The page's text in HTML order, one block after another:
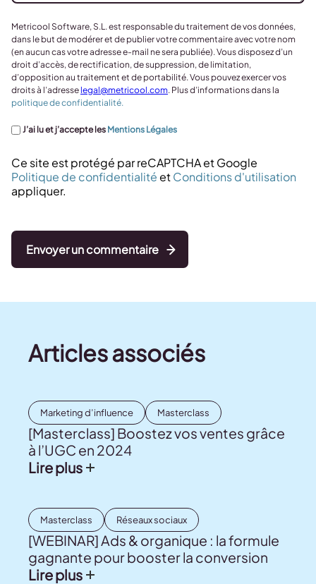
Metricool Software, S.L. est responsable du traitement de vos données,
dans le but de modérer et de publier votre commentaire avec votre nom
(en aucun cas votre adresse e-mail ne sera publiée). Vous disposez d’un
droit d’accès, de rectification, de suppression, de limitation,
d’opposition au traitement et de portabilité. Vous pouvez exercer vos
droits à l’adresse legal@metricool.com. Plus d’informations dans la
politique de confidentialité.
J’ai lu et j’accepte les Mentions Légales
Ce site est protégé par reCAPTCHA et Google
Politique de confidentialitéetConditions d'utilisation
appliquer.
Envoyer un commentaire
Articles associés
Marketing d’influence Masterclass
[Masterclass] Boostez vos ventes grâce
à l’UGC en 2024
Lire plus
Masterclass Réseaux sociaux
[WEBINAR] Ads & organique : la formule
gagnante pour booster la conversion
Lire plus